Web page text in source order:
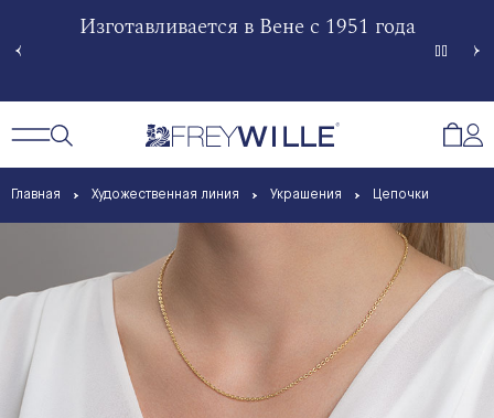
Изготавливается в Вене с 1951 года
Открыть / Закрыть навигацию
Открытый поиск
Главная Художественная линия Украшения Цепочки